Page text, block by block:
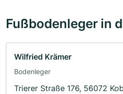
Fußbodenleger in
Wilfried Krämer
Bodenleger
Trierer Straße 176, 56072